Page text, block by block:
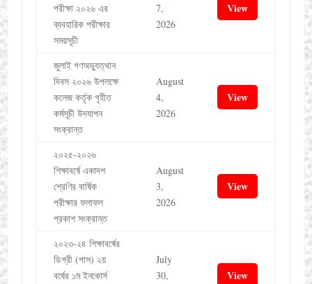
পরীক্ষা ২০২৬ এর
ব্যবহারিক পরীক্ষার
সময়সূচী
7,
2026
View
জুলাই গণঅভ্যুত্থান
দিবস ২০২৬ উপলক্ষে
কলেজ কর্তৃক গৃহীত
কর্মসূচী উদযাপন
সংক্রান্ত
August
4,
2026
View
২০২৫-২০২৬
শিক্ষাবর্ষে একাদশ
শ্রেণির বার্ষিক
পরীক্ষার ফলাফল
প্রকাশ সংক্রান্ত
August
3,
2026
View
২০২৩-২৪ শিক্ষাবর্ষের
ডিগ্রী (পাস) ২য়
বর্ষের ১ম ইনকোর্স
July
30,
View